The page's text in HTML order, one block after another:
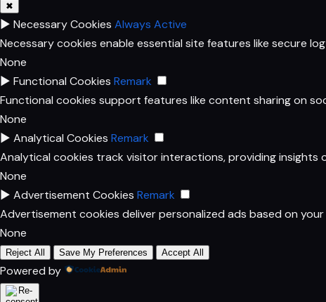
✖
► Necessary Cookies Always Active
Necessary cookies enable essential site features like secure
None
► Functional Cookies Remark
Functional cookies support features like content sharing on
None
► Analytical Cookies Remark
Analytical cookies track visitor interactions, providing
None
► Advertisement Cookies Remark
Advertisement cookies deliver personalized ads based on
None
Reject All Save My Preferences Accept All
Powered by